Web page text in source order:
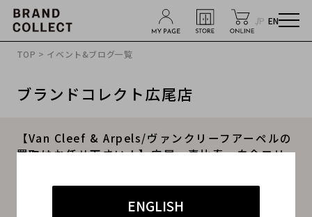
JP EN
ENGLISH
TOP > イベント&ブログ一覧
ブランドコレクト広尾店
【Van Cleef & Arpels/ヴァンクリーフアーペルの
買取はお任せ下さい！】広尾・恵比寿・白金エリ
の販売＆買取はブランドコレクト広尾店にお任せ